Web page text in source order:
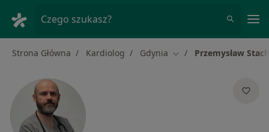
Czego szukasz?
Strona Główna Kardiolog Gdynia Zmień miasto
Przemysław